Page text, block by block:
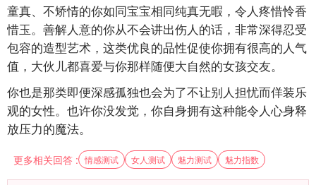
童真、不矫情的你如同宝宝相同纯真无暇，令人疼惜怜香
惜玉。善解人意的你从不会讲出伤人的话，非常深得忍受
包容的造型艺术，这类优良的品性促使你拥有很高的人气
值，大伙儿都喜爱与你那样随便大自然的女孩交友。
你也是那类即便深感孤独也会为了不让别人担忧而佯装乐
观的女性。也许你没发觉，你自身拥有这种能令人心身释
放压力的魔法。
更多相关回答 : 情感测试 女人测试 魅力测试 魅力指数